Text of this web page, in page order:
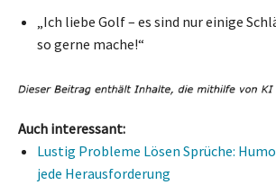
„Ich liebe Golf – es sind nur einige
so gerne mache!“
Auch interessant:
Lustig Probleme Lösen Sprüche:
jede Herausforderung